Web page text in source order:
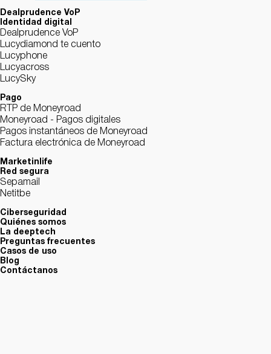
Dealprudence VoP
Identidad digital
Dealprudence VoP
Lucydiamond te cuento
Lucyphone
Lucyacross
LucySky
Pago
RTP de Moneyroad
Moneyroad - Pagos digitales
Pagos instantáneos de Moneyroad
Factura electrónica de Moneyroad
Marketinlife
Red segura
Sepamail
Netitbe
Ciberseguridad
Quiénes somos
La deeptech
Preguntas frecuentes
Casos de uso
Blog
Contáctanos